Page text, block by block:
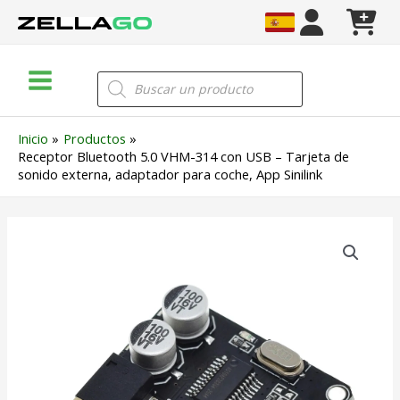
Menu
Búsqueda
de
productos
Inicio
Productos
Receptor Bluetooth 5.0 VHM-314 con USB – Tarjeta de
sonido externa, adaptador para coche, App Sinilink